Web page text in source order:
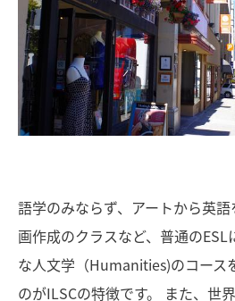
語学のみならず、アートから英
画作成のクラスなど、普通の
な人文学（Humanities)のコース
のがILSCの特徴です。 また、世